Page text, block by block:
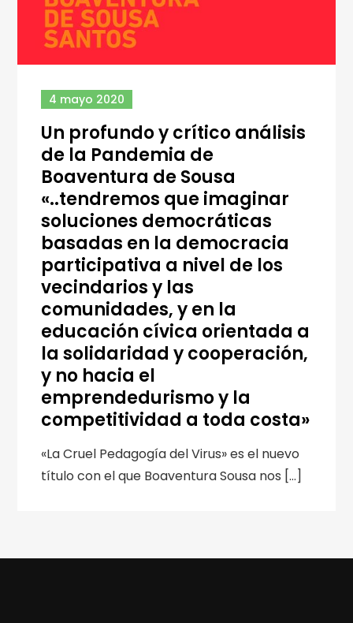
4 mayo 2020
Un profundo y crítico análisis
de la Pandemia de
Boaventura de Sousa
«..tendremos que imaginar
soluciones democráticas
basadas en la democracia
participativa a nivel de los
vecindarios y las
comunidades, y en la
educación cívica orientada a
la solidaridad y cooperación,
y no hacia el
emprendedurismo y la
competitividad a toda costa»
«La Cruel Pedagogía del Virus» es el nuevo
título con el que Boaventura Sousa nos […]